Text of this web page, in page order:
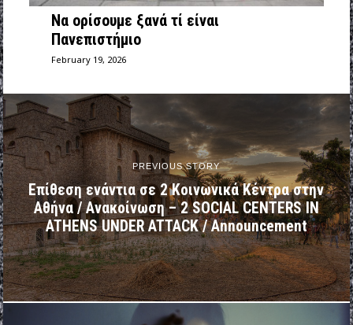
Να ορίσουμε ξανά τί είναι
Πανεπιστήμιο
February 19, 2026
PREVIOUS STORY
Επίθεση ενάντια σε 2 Κοινωνικά Κέντρα στην
Αθήνα / Ανακοίνωση – 2 SOCIAL CENTERS IN
ATHENS UNDER ATTACK / Announcement